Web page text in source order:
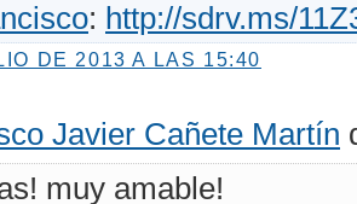
: http://sdrv.ms/
DE 2013 A LAS 15:40
Javier Cañete Martín
muy amable!